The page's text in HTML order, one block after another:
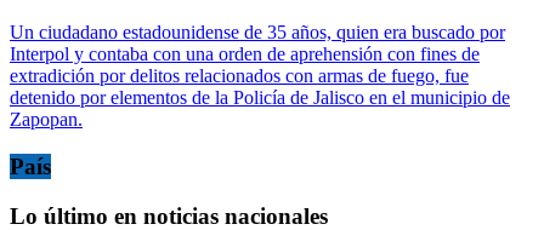
Un ciudadano estadounidense de 35 años, quien era buscado por
Interpol y contaba con una orden de aprehensión con fines de
extradición por delitos relacionados con armas de fuego, fue
detenido por elementos de la Policía de Jalisco en el municipio de
Zapopan.
País
Lo último en noticias nacionales